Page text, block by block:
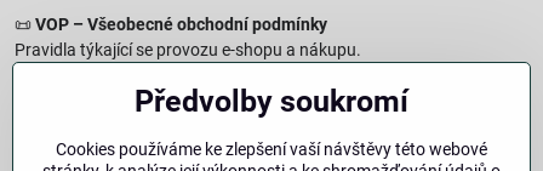
📜VOP – Všeobecné obchodní podmínky
Pravidla týkající se provozu e-shopu a nákupu.
Zásady zpracování osobních údajů
Jak chráníme a zpracováváme vaše osobní údaje.
Informace o cookies
Předvolby soukromí
Cookies používáme ke zlepšení vaší návštěvy této webové